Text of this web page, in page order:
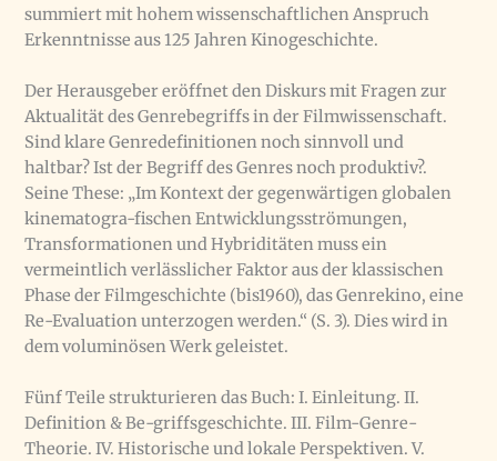
summiert mit hohem wissenschaftlichen Anspruch
Erkenntnisse aus 125 Jahren Kinogeschichte.
Der Herausgeber eröffnet den Diskurs mit Fragen zur
Aktualität des Genre­begriffs in der Filmwissenschaft.
Sind klare Genredefinitionen noch sinnvoll und
haltbar? Ist der Begriff des Genres noch produktiv?.
Seine These: „Im Kontext der gegenwärtigen globalen
kinematogra-fischen Entwicklungsströmungen,
Transformationen und Hybriditäten muss ein
vermeintlich verlässlicher Faktor aus der klassischen
Phase der Filmgeschichte (bis1960), das Genrekino, eine
Re-Evaluation unterzogen werden.“ (S. 3). Dies wird in
dem voluminösen Werk geleistet.
Fünf Teile strukturieren das Buch: I. Einleitung. II.
Definition & Be-griffsgeschichte. III. Film-Genre-
Theorie. IV. Historische und lokale Perspektiven. V.